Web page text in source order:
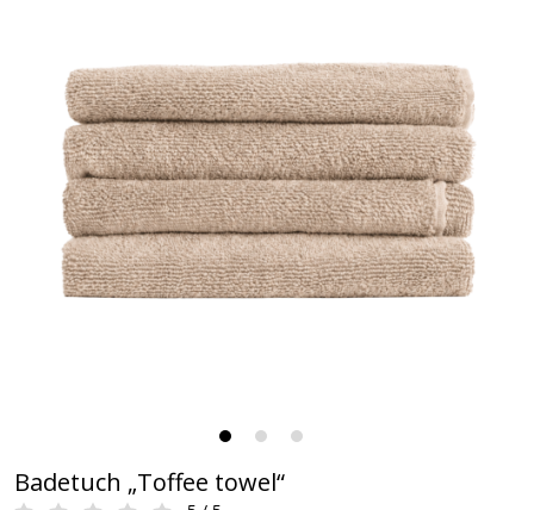
Badetuch „Toffee towel“